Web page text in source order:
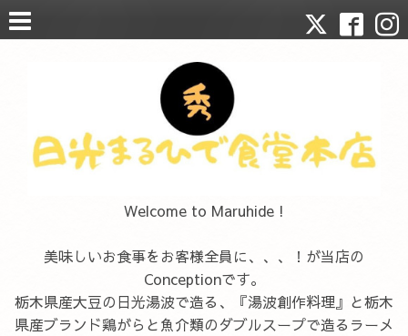
Welcome to Maruhide !
美味しいお食事をお客様全員に、、、！が当店の
Conceptionです。
栃木県産大豆の日光湯波で造る、『湯波創作料理』と栃木
県産ブランド鶏がらと魚介類のダブルスープで造るラーメ